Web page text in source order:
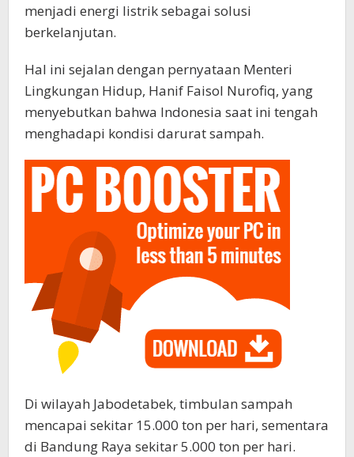
menjadi energi listrik sebagai solusi
berkelanjutan.
Hal ini sejalan dengan pernyataan Menteri
Lingkungan Hidup, Hanif Faisol Nurofiq, yang
menyebutkan bahwa Indonesia saat ini tengah
menghadapi kondisi darurat sampah.
Di wilayah Jabodetabek, timbulan sampah
mencapai sekitar 15.000 ton per hari, sementara
di Bandung Raya sekitar 5.000 ton per hari.